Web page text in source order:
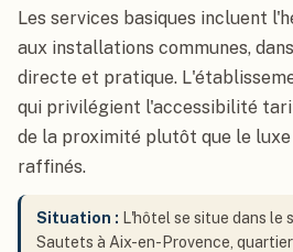
Les services basiques incluent
aux installations communes,
directe et pratique.
qui privilégient l'accessibilité
de la proximité plutôt que le luxe
raffinés.
Situation : L'hôtel se situe dans le
Sautets à Aix-en-Provence,